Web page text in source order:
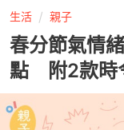
生活 親子
春分節氣情
點 附2款時